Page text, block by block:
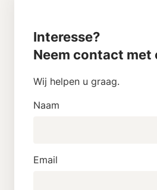
Interesse?
Neem contact met
Wij helpen u graag.
Naam
Email